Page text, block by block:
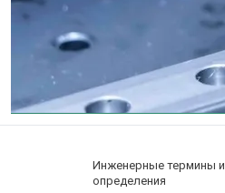
Инженерные термины и
определения